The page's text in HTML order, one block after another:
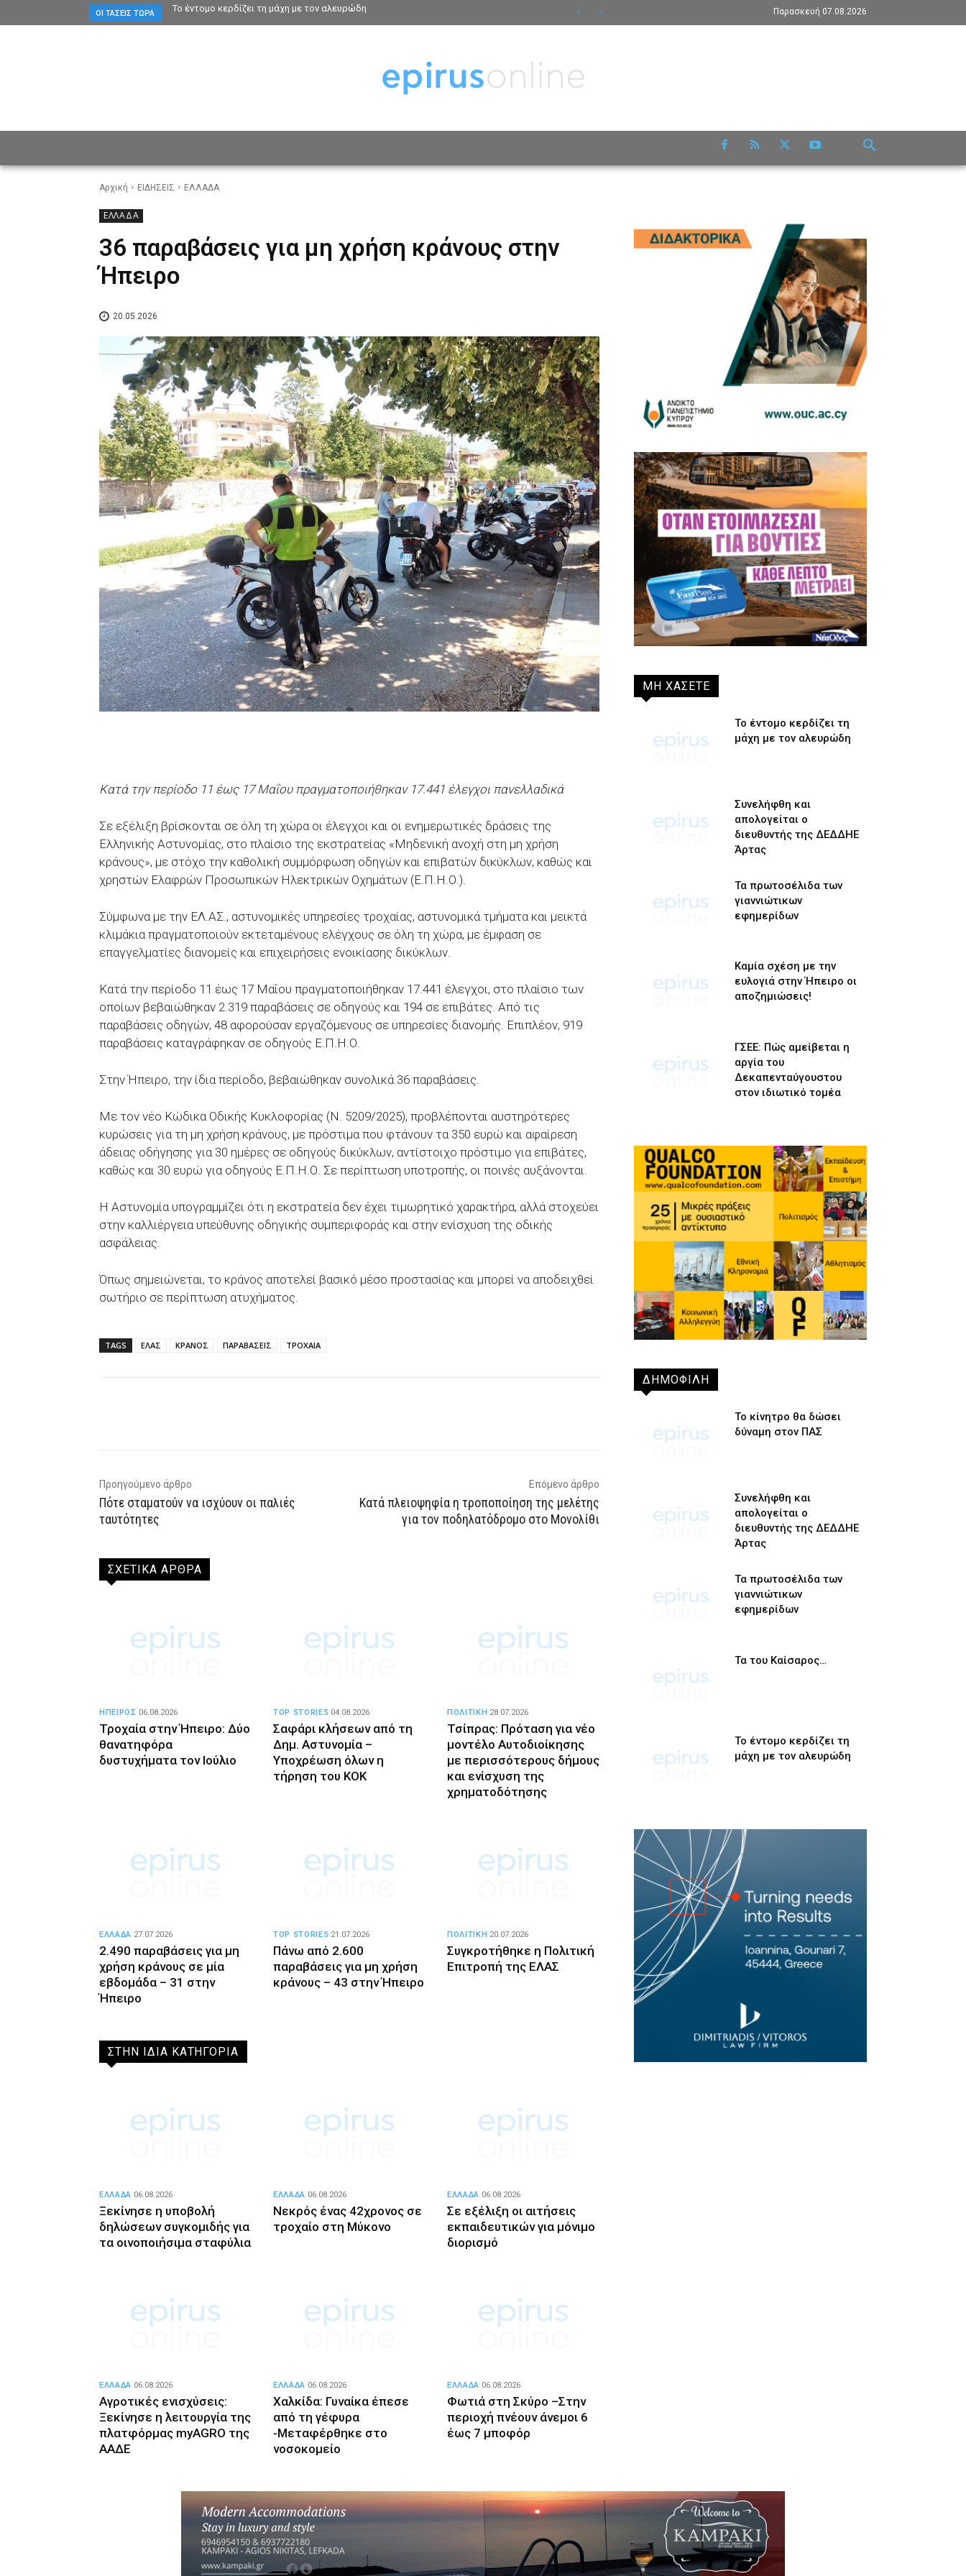
ΟΙ ΤΆΣΕΙΣ ΤΏΡΑ Το έντομο κερδίζει τη μάχη με τον αλευρώδη Παρασκευή 07.08.2026
Αρχική ΕΙΔΗΣΕΙΣ ΕΛΛΑΔΑ
ΕΛΛΑΔΑ
36 παραβάσεις για μη χρήση κράνους στην
Ήπειρο
20.05.2026
Κατά την περίοδο 11 έως 17 Μαΐου πραγματοποιήθηκαν 17.441 έλεγχοι πανελλαδικά
Σε εξέλιξη βρίσκονται σε όλη τη χώρα οι έλεγχοι και οι ενημερωτικές δράσεις της
Ελληνικής Αστυνομίας, στο πλαίσιο της εκστρατείας «Μηδενική ανοχή στη μη χρήση
κράνους», με στόχο την καθολική συμμόρφωση οδηγών και επιβατών δικύκλων, καθώς και
χρηστών Ελαφρών Προσωπικών Ηλεκτρικών Οχημάτων (Ε.Π.Η.Ο.).
Σύμφωνα με την ΕΛ.ΑΣ., αστυνομικές υπηρεσίες τροχαίας, αστυνομικά τμήματα και μεικτά
κλιμάκια πραγματοποιούν εκτεταμένους ελέγχους σε όλη τη χώρα, με έμφαση σε
επαγγελματίες διανομείς και επιχειρήσεις ενοικίασης δικύκλων.
Κατά την περίοδο 11 έως 17 Μαΐου πραγματοποιήθηκαν 17.441 έλεγχοι, στο πλαίσιο των
οποίων βεβαιώθηκαν 2.319 παραβάσεις σε οδηγούς και 194 σε επιβάτες. Από τις
παραβάσεις οδηγών, 48 αφορούσαν εργαζόμενους σε υπηρεσίες διανομής. Επιπλέον, 919
παραβάσεις καταγράφηκαν σε οδηγούς Ε.Π.Η.Ο.
Στην Ήπειρο, την ίδια περίοδο, βεβαιώθηκαν συνολικά 36 παραβάσεις.
Με τον νέο Κώδικα Οδικής Κυκλοφορίας (Ν. 5209/2025), προβλέπονται αυστηρότερες
κυρώσεις για τη μη χρήση κράνους, με πρόστιμα που φτάνουν τα 350 ευρώ και αφαίρεση
άδειας οδήγησης για 30 ημέρες σε οδηγούς δικύκλων, αντίστοιχο πρόστιμο για επιβάτες,
καθώς και 30 ευρώ για οδηγούς Ε.Π.Η.Ο. Σε περίπτωση υποτροπής, οι ποινές αυξάνονται.
Η Αστυνομία υπογραμμίζει ότι η εκστρατεία δεν έχει τιμωρητικό χαρακτήρα, αλλά στοχεύει
στην καλλιέργεια υπεύθυνης οδηγικής συμπεριφοράς και στην ενίσχυση της οδικής
ασφάλειας.
Όπως σημειώνεται, το κράνος αποτελεί βασικό μέσο προστασίας και μπορεί να αποδειχθεί
σωτήριο σε περίπτωση ατυχήματος.
TAGS ΕΛΑΣ ΚΡΑΝΟΣ ΠΑΡΑΒΑΣΕΙΣ ΤΡΟΧΑΙΑ
Προηγούμενο άρθρο
Πότε σταματούν να ισχύουν οι παλιές
ταυτότητες
Επόμενο άρθρο
Κατά πλειοψηφία η τροποποίηση της μελέτης
για τον ποδηλατόδρομο στο Μονολίθι
ΣΧΕΤΙΚΑ ΑΡΘΡΑ
Τροχαία στην Ήπειρο: Δύο
θανατηφόρα
δυστυχήματα τον Ιούλιο
ΗΠΕΙΡΟΣ 06.08.2026
Σαφάρι κλήσεων από τη
Δημ. Αστυνομία –
Υποχρέωση όλων η
τήρηση του ΚΟΚ
TOP STORIES 04.08.2026
Τσίπρας: Πρόταση για νέο
μοντέλο Αυτοδιοίκησης
με περισσότερους δήμους
και ενίσχυση της
χρηματοδότησης
ΠΟΛΙΤΙΚΗ 28.07.2026
2.490 παραβάσεις για μη
χρήση κράνους σε μία
εβδομάδα – 31 στην
Ήπειρο
ΕΛΛΑΔΑ 27.07.2026
Πάνω από 2.600
παραβάσεις για μη χρήση
κράνους – 43 στην Ήπειρο
TOP STORIES 21.07.2026
Συγκροτήθηκε η Πολιτική
Επιτροπή της ΕΛΑΣ
ΠΟΛΙΤΙΚΗ 20.07.2026
ΣΤΗΝ ΙΔΙΑ ΚΑΤΗΓΟΡΙΑ
Ξεκίνησε η υποβολή
δηλώσεων συγκομιδής για
τα οινοποιήσιμα σταφύλια
ΕΛΛΑΔΑ 06.08.2026
Νεκρός ένας 42χρονος σε
τροχαίο στη Μύκονο
ΕΛΛΑΔΑ 06.08.2026
Σε εξέλιξη οι αιτήσεις
εκπαιδευτικών για μόνιμο
διορισμό
ΕΛΛΑΔΑ 06.08.2026
Αγροτικές ενισχύσεις:
Ξεκίνησε η λειτουργία της
πλατφόρμας myAGRO της
ΑΑΔΕ
ΕΛΛΑΔΑ 06.08.2026
Χαλκίδα: Γυναίκα έπεσε
από τη γέφυρα
-Μεταφέρθηκε στο
νοσοκομείο
ΕΛΛΑΔΑ 06.08.2026
Φωτιά στη Σκύρο –Στην
περιοχή πνέουν άνεμοι 6
έως 7 μποφόρ
ΕΛΛΑΔΑ 06.08.2026
ΜΗ ΧΑΣΕΤΕ
Το έντομο κερδίζει τη
μάχη με τον αλευρώδη
Συνελήφθη και
απολογείται ο
διευθυντής της ΔΕΔΔΗΕ
Άρτας
Τα πρωτοσέλιδα των
γιαννιώτικων
εφημερίδων
Καμία σχέση με την
ευλογιά στην Ήπειρο οι
αποζημιώσεις!
ΓΣΕΕ: Πώς αμείβεται η
αργία του
Δεκαπενταύγουστου
στον ιδιωτικό τομέα
ΔΗΜΟΦΙΛΗ
Το κίνητρο θα δώσει
δύναμη στον ΠΑΣ
Συνελήφθη και
απολογείται ο
διευθυντής της ΔΕΔΔΗΕ
Άρτας
Τα πρωτοσέλιδα των
γιαννιώτικων
εφημερίδων
Τα του Καίσαρος…
Το έντομο κερδίζει τη
μάχη με τον αλευρώδη